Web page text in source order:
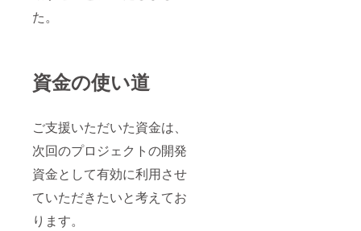
た。
資金の使い道
ご支援いただいた資金は、
次回のプロジェクトの開発
資金として有効に利用させ
ていただきたいと考えてお
ります。